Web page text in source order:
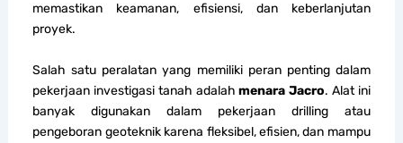
memastikan keamanan, efisiensi, dan keberlanjutan
proyek.
Salah satu peralatan yang memiliki peran penting dalam
pekerjaan investigasi tanah adalahmenara Jacro. Alat ini
banyak digunakan dalam pekerjaan drilling atau
pengeboran geoteknik karena fleksibel, efisien, dan mampu